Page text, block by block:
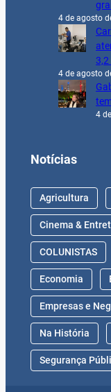
4 de agosto
4 de agosto
4
Notícias
Agricultura
Cinema &
COLUNISTAS
Economia
Empresas e
Na História
Segurança